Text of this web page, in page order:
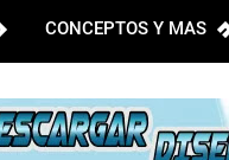
CONCEPTOS Y MAS